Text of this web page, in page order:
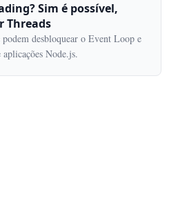
Sim é possível,
Threads
desbloquear o Event Loop e
Node.js.